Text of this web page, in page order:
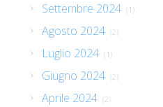
Settembre 2024 (1)
Agosto 2024 (2)
Luglio 2024 (1)
Giugno 2024 (2)
Aprile 2024 (2)